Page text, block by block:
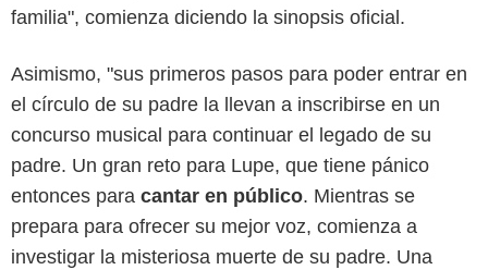
familia", comienza diciendo la sinopsis oficial.
Asimismo, "sus primeros pasos para poder entrar en
el círculo de su padre la llevan a inscribirse en un
concurso musical para continuar el legado de su
padre. Un gran reto para Lupe, que tiene pánico
entonces para cantar en público. Mientras se
prepara para ofrecer su mejor voz, comienza a
investigar la misteriosa muerte de su padre. Una